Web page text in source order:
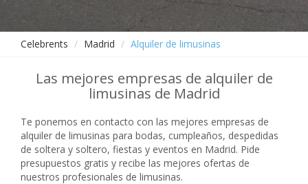
Celebrents Madrid Alquiler de limusinas
Las mejores empresas de alquiler de
limusinas de Madrid
Te ponemos en contacto con las mejores empresas de
alquiler de limusinas para bodas, cumpleaños, despedidas
de soltera y soltero, fiestas y eventos en Madrid. Pide
presupuestos gratis y recibe las mejores ofertas de
nuestros profesionales de limusinas.